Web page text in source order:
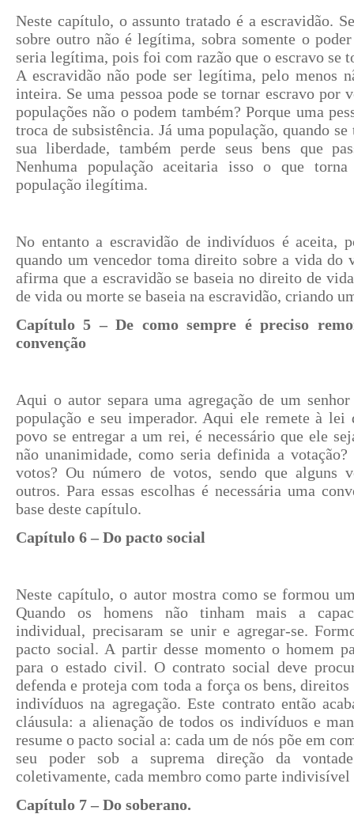
Neste capítulo, o assunto tratado é a escravidão.
sobre outro não é legítima, sobra somente o
seria legítima, pois foi com razão que o escravo se
A escravidão não pode ser legítima, pelo menos
inteira. Se uma pessoa pode se tornar escravo por
populações não o podem também? Porque uma
troca de subsistência. Já uma população, quando
sua liberdade, também perde seus bens que
Nenhuma população aceitaria isso o que
população ilegítima.
No entanto a escravidão de indivíduos é aceita,
quando um vencedor toma direito sobre a vida do
afirma que a escravidão se baseia no direito de
de vida ou morte se baseia na escravidão, criando
Capítulo 5 – De como sempre é preciso
convenção
Aqui o autor separa uma agregação de um
população e seu imperador. Aqui ele remete à
povo se entregar a um rei, é necessário que ele
não unanimidade, como seria definida a
votos? Ou número de votos, sendo que alguns
outros. Para essas escolhas é necessária uma
base deste capítulo.
Capítulo 6 – Do pacto social
Neste capítulo, o autor mostra como se formou
Quando os homens não tinham mais a
individual, precisaram se unir e agregar-se.
pacto social. A partir desse momento o homem
para o estado civil. O contrato social deve
defenda e proteja com toda a força os bens, direitos
indivíduos na agregação. Este contrato então
cláusula: a alienação de todos os indivíduos e
resume o pacto social a: cada um de nós põe em
seu poder sob a suprema direção da
coletivamente, cada membro como parte indivisível
Capítulo 7 – Do soberano.